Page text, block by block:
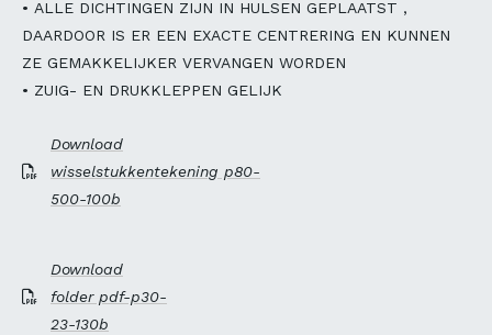
• ALLE DICHTINGEN ZIJN IN HULSEN GEPLAATST ,
DAARDOOR IS ER EEN EXACTE CENTRERING EN KUNNEN
ZE GEMAKKELIJKER VERVANGEN WORDEN
• ZUIG- EN DRUKKLEPPEN GELIJK
Download
wisselstukkentekening p80-
500-100b
Download
folder pdf-p30-
23-130b